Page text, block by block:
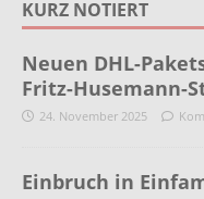
KURZ NOTIERT
Neuen DHL-
Fritz-Husemann-
24. November 2025
Einbruch in